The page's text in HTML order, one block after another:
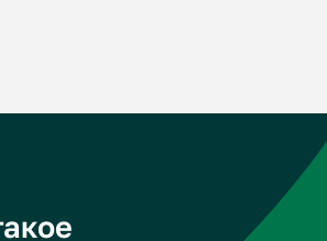
система